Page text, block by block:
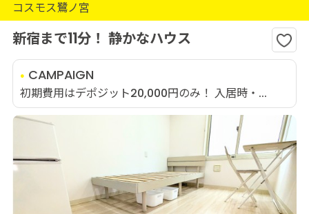
コスモス鷺ノ宮
新宿まで11分！ 静かなハウス
CAMPAIGN
初期費用はデポジット20,000円のみ！ 入居時・...